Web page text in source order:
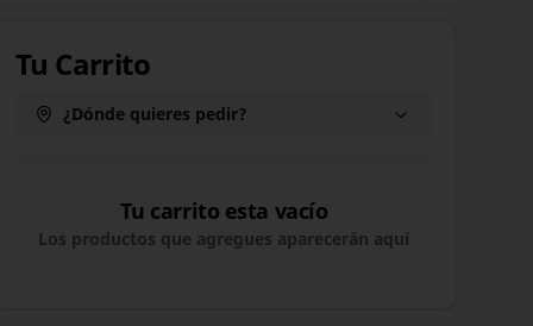
Tu Carrito
¿Dónde quieres pedir?
Tu carrito esta vacío
Los productos que agregues aparecerán aquí